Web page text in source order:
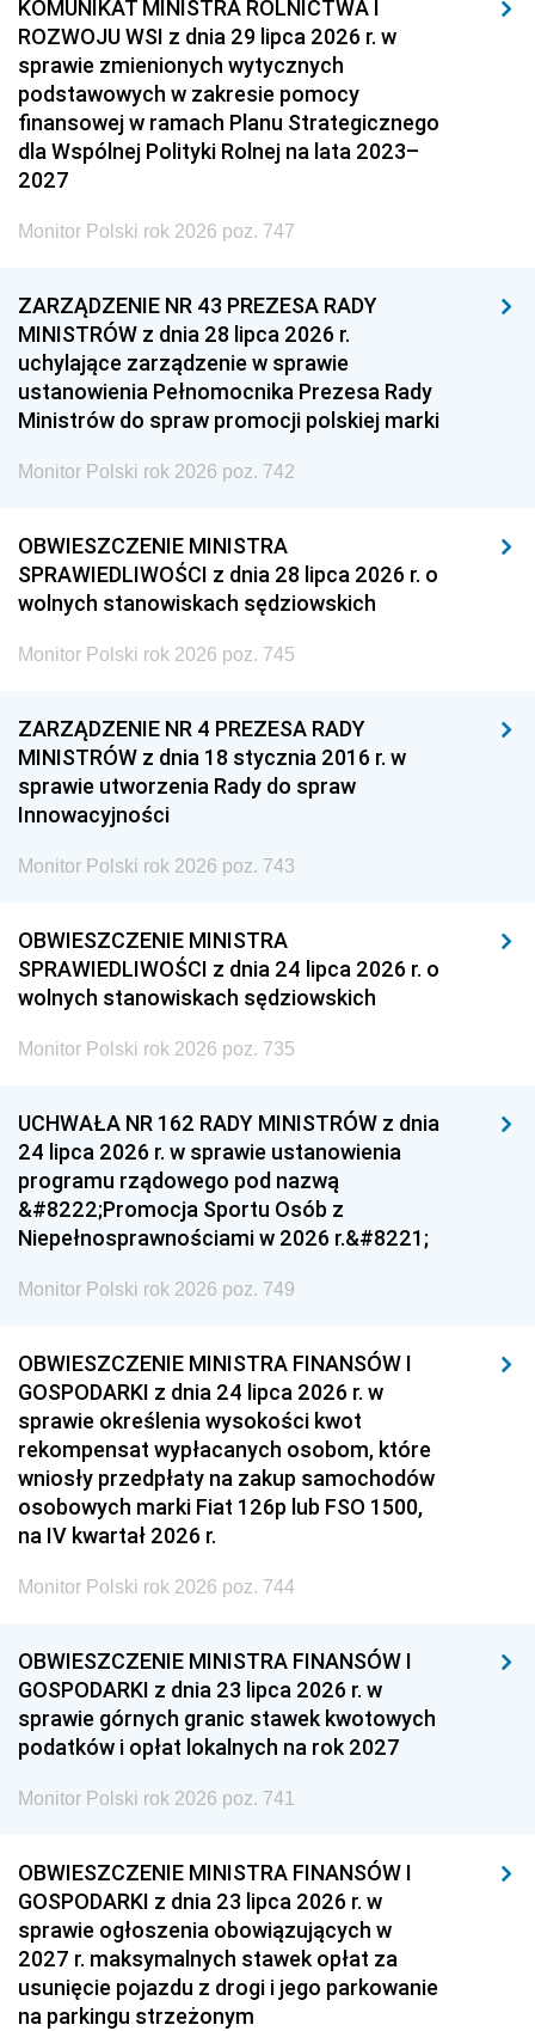
KOMUNIKAT MINISTRA ROLNICTWA I
ROZWOJU WSI z dnia 29 lipca 2026 r. w
sprawie zmienionych wytycznych
podstawowych w zakresie pomocy
finansowej w ramach Planu Strategicznego
dla Wspólnej Polityki Rolnej na lata 2023–
2027
Monitor Polski rok 2026 poz. 747
ZARZĄDZENIE NR 43 PREZESA RADY
MINISTRÓW z dnia 28 lipca 2026 r.
uchylające zarządzenie w sprawie
ustanowienia Pełnomocnika Prezesa Rady
Ministrów do spraw promocji polskiej marki
Monitor Polski rok 2026 poz. 742
OBWIESZCZENIE MINISTRA
SPRAWIEDLIWOŚCI z dnia 28 lipca 2026 r. o
wolnych stanowiskach sędziowskich
Monitor Polski rok 2026 poz. 745
ZARZĄDZENIE NR 4 PREZESA RADY
MINISTRÓW z dnia 18 stycznia 2016 r. w
sprawie utworzenia Rady do spraw
Innowacyjności
Monitor Polski rok 2026 poz. 743
OBWIESZCZENIE MINISTRA
SPRAWIEDLIWOŚCI z dnia 24 lipca 2026 r. o
wolnych stanowiskach sędziowskich
Monitor Polski rok 2026 poz. 735
UCHWAŁA NR 162 RADY MINISTRÓW z dnia
24 lipca 2026 r. w sprawie ustanowienia
programu rządowego pod nazwą
&#8222;Promocja Sportu Osób z
Niepełnosprawnościami w 2026 r.&#8221;
Monitor Polski rok 2026 poz. 749
OBWIESZCZENIE MINISTRA FINANSÓW I
GOSPODARKI z dnia 24 lipca 2026 r. w
sprawie określenia wysokości kwot
rekompensat wypłacanych osobom, które
wniosły przedpłaty na zakup samochodów
osobowych marki Fiat 126p lub FSO 1500,
na IV kwartał 2026 r.
Monitor Polski rok 2026 poz. 744
OBWIESZCZENIE MINISTRA FINANSÓW I
GOSPODARKI z dnia 23 lipca 2026 r. w
sprawie górnych granic stawek kwotowych
podatków i opłat lokalnych na rok 2027
Monitor Polski rok 2026 poz. 741
OBWIESZCZENIE MINISTRA FINANSÓW I
GOSPODARKI z dnia 23 lipca 2026 r. w
sprawie ogłoszenia obowiązujących w
2027 r. maksymalnych stawek opłat za
usunięcie pojazdu z drogi i jego parkowanie
na parkingu strzeżonym